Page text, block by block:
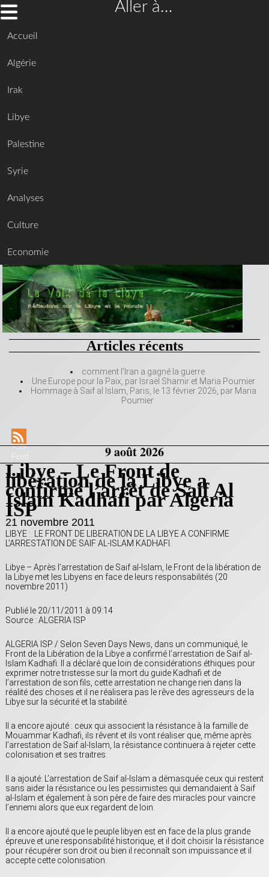
Aller à…
Accueil
Algérie
Irak
Libye
Palestine
Syrie
Analyses
Culture
Economie
Articles récents
comment l’Iran a gagné la guerre
Une Europe pour la Paix, par Israël Shamir et Maria Poumier
Hommage à Saif al Islam, Paris, le 13 février 2026, par Maria
Poumier
RSS
Feed
9 août 2026
Libye – Le Front de
libération de la Libye a
confirmé l’arrêt de Saif Al
Islam Kadhafi par Algeria
ISP
21 novembre 2011
LIBYE : LE FRONT DE LIBERATION DE LA LIBYE A CONFIRME
L’ARRESTATION DE SAIF AL-ISLAM KADHAFI.
Libye – Après l’arrestation de Saif al-Islam, le Front de la libération de
la Libye met les Libyens en face de leurs responsabilités (20
novembre 2011)
Publié le 20/11/2011 à 09:14
Source : ALGERIA ISP
ALGERIA ISP / Selon Seven Days News, dans un communiqué, le
Front de la Libération de la Libye a confirmé l’arrestation de Saif al-
Islam Kadhafi. Il a déclaré que loin de considérations éthiques pour
exprimer notre tristesse sur la mort du guide Kadhafi et de
l’arrestation de son fils, cette arrestation ne change rien dans la
réalité des choses et il ne réalisera pas le rêve des agresseurs de la
Libye sur la sécurité et la stabilité.
Il a encore ajouté : ceux qui associent la résistance à la famille de
Mouammar Kadhafi, ils rêvent et ils vont réaliser que, même après
l’arrestation de Saif al-Islam, la résistance continuera à rejeter cette
colonisation et ses traitres.
Il a ajouté: L’arrestation de Saif al-Islam a démasquée ceux qui restent
sans aider la résistance ou les pessimistes qui demandaient à Saif
al-Islam et également à son père de faire des miracles pour vaincre
l’ennemi alors que eux regardent de loin.
Il a encore ajouté que le peuple libyen est en face de la plus grande
épreuve et une responsabilité historique, et il doit choisir la résistance
pour récupérer son droit ou bien il reconnaît son impuissance et il
accepte cette colonisation.